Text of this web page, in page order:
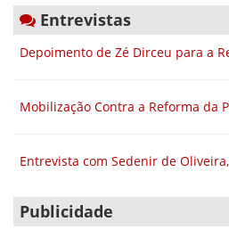
Entrevistas
Depoimento de Zé Dirceu para a
Mobilização Contra a Reforma da
Entrevista com Sedenir de
Publicidade